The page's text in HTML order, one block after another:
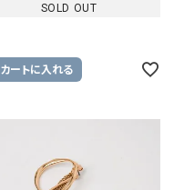
SOLD OUT
カートに入れる